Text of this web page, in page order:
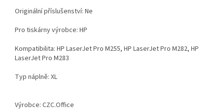
Originální příslušenství: Ne
Pro tiskárny výrobce: HP
Kompatibilita: HP LaserJet Pro M255, HP LaserJet Pro M282, HP
LaserJet Pro M283
Typ náplně: XL
Výrobce: CZC.Office